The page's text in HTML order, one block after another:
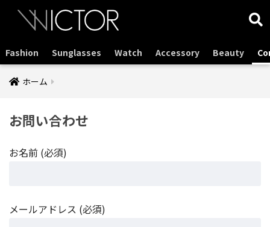
Fashion Sunglasses Watch Accessory Beauty
ホーム
お問い合わせ
お名前 (必須)
メールアドレス (必須)